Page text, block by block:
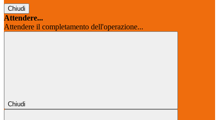
Chiudi
Attendere...
Attendere il completamento dell'operazione...
Chiudi